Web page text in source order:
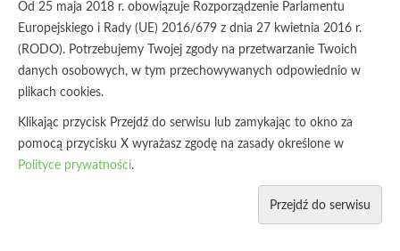
Od 25 maja 2018 r. obowiązuje Rozporządzenie Parlamentu
Europejskiego i Rady (UE) 2016/679 z dnia 27 kwietnia 2016 r.
(RODO). Potrzebujemy Twojej zgody na przetwarzanie Twoich
danych osobowych, w tym przechowywanych odpowiednio w
plikach cookies.
Klikając przycisk Przejdź do serwisu lub zamykając to okno za
pomocą przycisku X wyrażasz zgodę na zasady określone w
Polityce prywatności.
Przejdź do serwisu